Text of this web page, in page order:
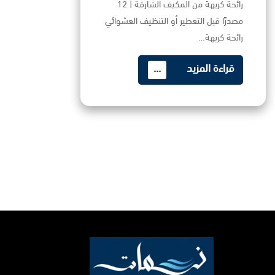
رائحة كريهة من المكيف الشارقة | 12
مصدرًا قبل التعطير أو التنظيف العشوائي
رائحة كريهة…
قراءة المزيد ...